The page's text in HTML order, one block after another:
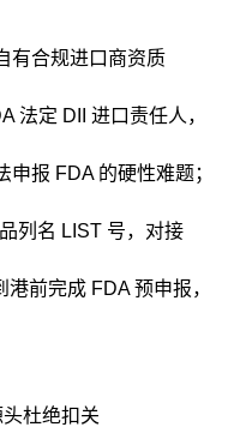
有合规进口商资质
法定 DII 进口责任人，
报 FDA 的硬性难题；
列名 LIST 号，对接
前完成 FDA 预申报，
杜绝扣关